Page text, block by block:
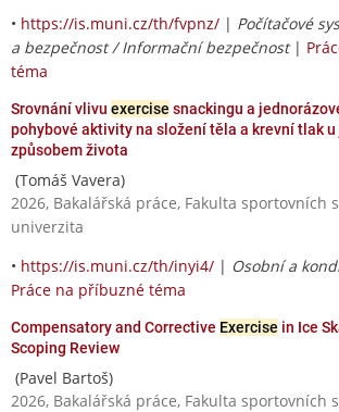
• https://is.muni.cz/th/fvpnz/ | Počítačové
a bezpečnost / Informační bezpečnost|
téma
Srovnání vlivu exercise snackingu a
pohybové aktivity na složení těla a krevní tlak
způsobem života
(Tomáš Vavera)
2026, Bakalářská práce, Fakulta sportovních
univerzita
• https://is.muni.cz/th/inyi4/ | Osobní a
Práce na příbuzné téma
Compensatory and Corrective Exercise in Ice
Scoping Review
(Pavel Bartoš)
2026, Bakalářská práce, Fakulta sportovních